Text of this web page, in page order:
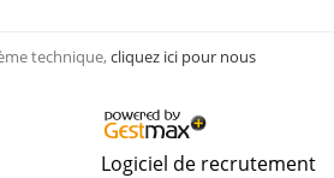
technique,cliquez ici pour nous
Logiciel de recrutement